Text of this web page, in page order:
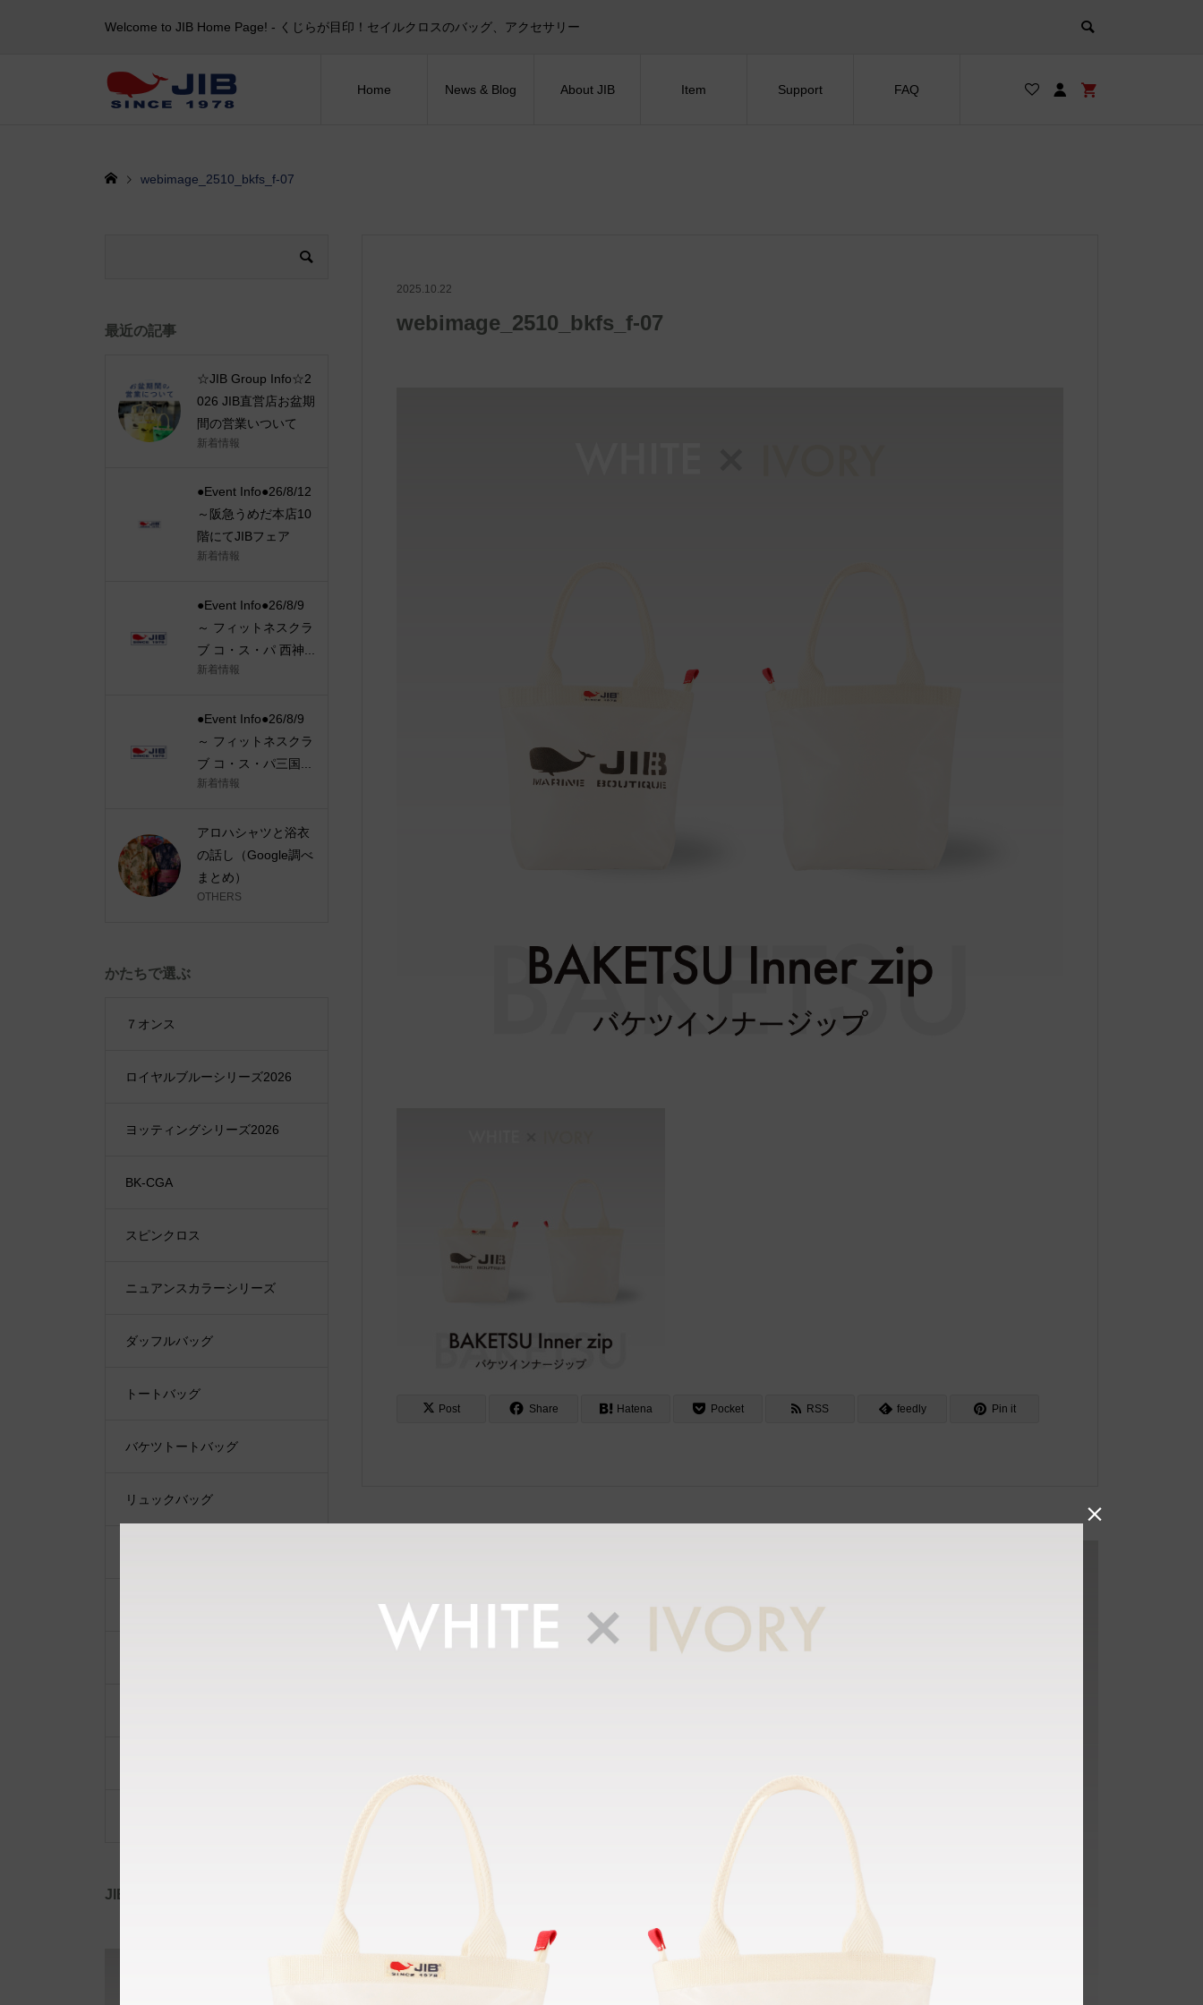
Welcome to JIB Home Page! ‐ くじらが目印！セイルクロスのバッグ、アクセサリー
Home News & Blog About JIB Item Support FAQ
webimage_2510_bkfs_f-07
2025.10.22
webimage_2510_bkfs_f-07
Post Share Hatena Pocket RSS feedly Pin it
最近の記事
☆JIB Group Info☆2
026 JIB直営店お盆期
間の営業いついて
新着情報
●Event Info●26/8/12
～阪急うめだ本店10
階にてJIBフェア
新着情報
●Event Info●26/8/9
～ フィットネスクラ
ブ コ・ス・パ 西神...
新着情報
●Event Info●26/8/9
～ フィットネスクラ
ブ コ・ス・パ三国...
新着情報
アロハシャツと浴衣
の話し（Google調べ
まとめ）
OTHERS
かたちで選ぶ
７オンス
ロイヤルブルーシリーズ2026
ヨッティングシリーズ2026
BK-CGA
スピンクロス
ニュアンスカラーシリーズ
ダッフルバッグ
トートバッグ
バケツトートバッグ
リュックバッグ
JIB公式SNS
